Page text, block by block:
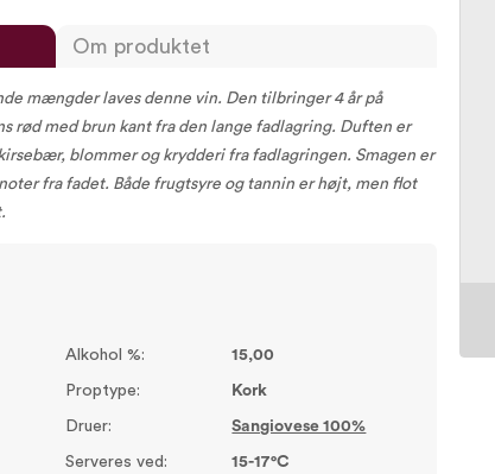
Om produktet
mængder laves denne vin. Den tilbringer 4 år på
rød med brun kant fra den lange fadlagring. Duften er
blommer og krydderi fra fadlagringen. Smagen er
fra fadet. Både frugtsyre og tannin er højt, men flot
Alkohol %: 15,00
Proptype: Kork
Druer: Sangiovese 100%
Serveres ved: 15-17°C